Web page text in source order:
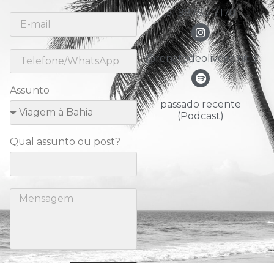
Assunto
Qual assunto ou post?
31 98783-7178
@renatodeoliveira.nitu
passado recente
(Podcast)